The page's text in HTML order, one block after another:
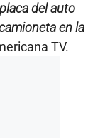
del auto
en la
TV.